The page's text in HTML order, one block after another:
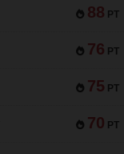
88 PT
76 PT
75 PT
70 PT